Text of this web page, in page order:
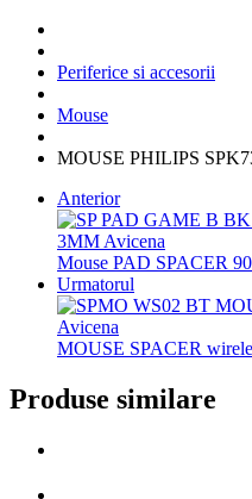
Periferice si accesorii
Mouse
MOUSE PHILIPS
Anterior
Mouse PAD SPACER
Urmatorul
MOUSE SPACER
Produse similare